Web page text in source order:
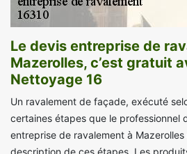
Le devis entreprise de
Mazerolles, c’est gratuit
Nettoyage 16
Un ravalement de façade, exécuté
certaines étapes que le professionnel
entreprise de ravalement à